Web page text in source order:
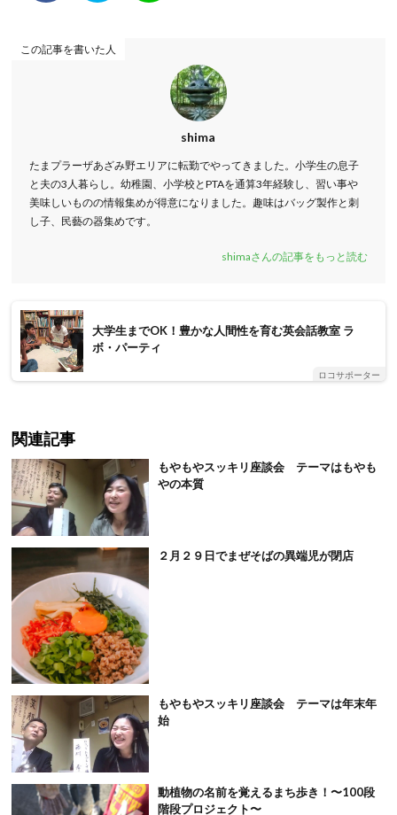
この記事を書いた人
shima
たまプラーザあざみ野エリアに転勤でやってきました。小学生の息子
と夫の3人暮らし。幼稚園、小学校とPTAを通算3年経験し、習い事や
美味しいものの情報集めが得意になりました。趣味はバッグ製作と刺
し子、民藝の器集めです。
shimaさんの記事をもっと読む
大学生までOK！豊かな人間性を育む英会話教室 ラ
ボ・パーティ
ロコサポーター
関連記事
もやもやスッキリ座談会 テーマはもやも
やの本質
２月２９日でまぜそばの異端児が閉店
もやもやスッキリ座談会 テーマは年末年
始
動植物の名前を覚えるまち歩き！〜100段
階段プロジェクト〜